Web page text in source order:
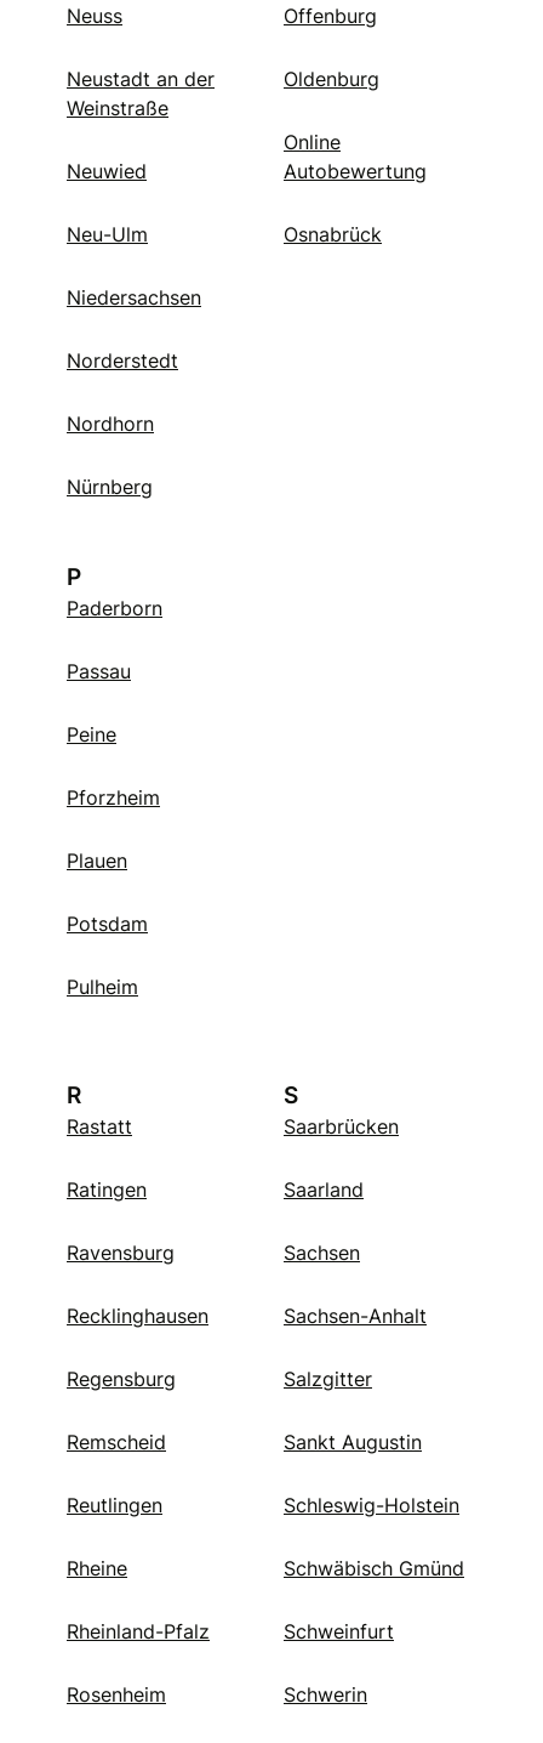
Neuss
Neustadt an der
Weinstraße
Neuwied
Neu-Ulm
Niedersachsen
Norderstedt
Nordhorn
Nürnberg
Offenburg
Oldenburg
Online
Autobewertung
Osnabrück
P
Paderborn
Passau
Peine
Pforzheim
Plauen
Potsdam
Pulheim
R
Rastatt
Ratingen
Ravensburg
Recklinghausen
Regensburg
Remscheid
Reutlingen
Rheine
Rheinland-Pfalz
Rosenheim
S
Saarbrücken
Saarland
Sachsen
Sachsen-Anhalt
Salzgitter
Sankt Augustin
Schleswig-Holstein
Schwäbisch Gmünd
Schweinfurt
Schwerin